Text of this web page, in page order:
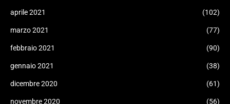
aprile 2021 (102)
marzo 2021 (77)
febbraio 2021 (90)
gennaio 2021 (38)
dicembre 2020 (61)
novembre 2020 (56)